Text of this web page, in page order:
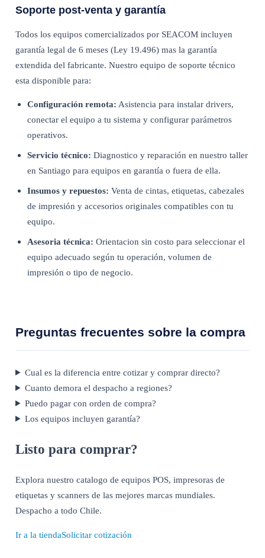
Soporte post-venta y garantía
Todos los equipos comercializados por SEACOM incluyen
garantía legal de 6 meses (Ley 19.496) mas la garantía
extendida del fabricante. Nuestro equipo de soporte técnico
esta disponible para:
Configuración remota: Asistencia para instalar drivers,
conectar el equipo a tu sistema y configurar parámetros
operativos.
Servicio técnico: Diagnostico y reparación en nuestro taller
en Santiago para equipos en garantía o fuera de ella.
Insumos y repuestos: Venta de cintas, etiquetas, cabezales
de impresión y accesorios originales compatibles con tu
equipo.
Asesoria técnica: Orientacion sin costo para seleccionar el
equipo adecuado según tu operación, volumen de
impresión o tipo de negocio.
Preguntas frecuentes sobre la compra
Cual es la diferencia entre cotizar y comprar directo?
Cuanto demora el despacho a regiones?
Puedo pagar con orden de compra?
Los equipos incluyen garantía?
Listo para comprar?
Explora nuestro catalogo de equipos POS, impresoras de
etiquetas y scanners de las mejores marcas mundiales.
Despacho a todo Chile.
Ir a la tiendaSolicitar cotización